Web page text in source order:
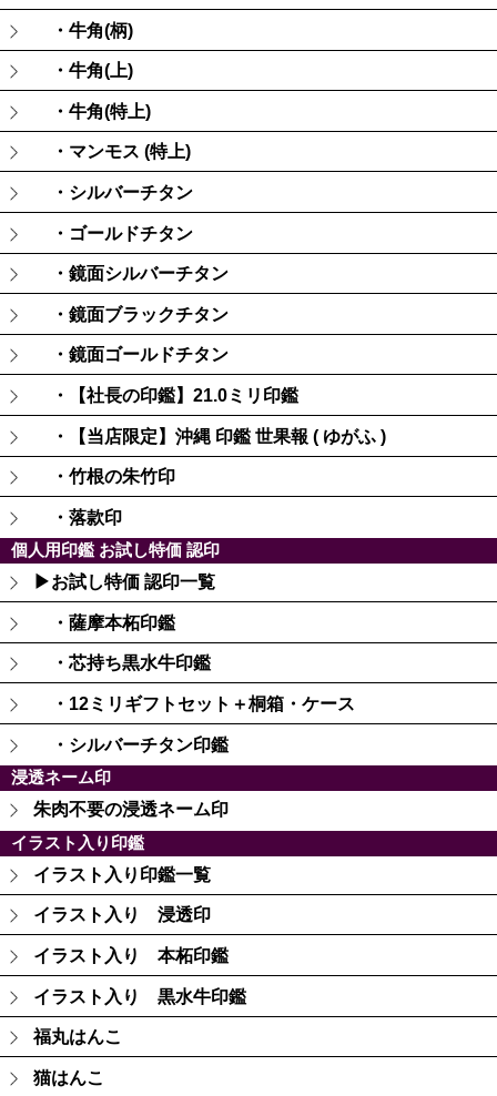
・牛角(柄)
・牛角(上)
・牛角(特上)
・マンモス (特上)
・シルバーチタン
・ゴールドチタン
・鏡面シルバーチタン
・鏡面ブラックチタン
・鏡面ゴールドチタン
・【社長の印鑑】21.0ミリ印鑑
・【当店限定】沖縄 印鑑 世果報 ( ゆがふ )
・竹根の朱竹印
・落款印
個人用印鑑 お試し特価 認印
▶お試し特価 認印一覧
・薩摩本柘印鑑
・芯持ち黒水牛印鑑
・12ミリギフトセット＋桐箱・ケース
・シルバーチタン印鑑
浸透ネーム印
朱肉不要の浸透ネーム印
イラスト入り印鑑
イラスト入り印鑑一覧
イラスト入り 浸透印
イラスト入り 本柘印鑑
イラスト入り 黒水牛印鑑
福丸はんこ
猫はんこ